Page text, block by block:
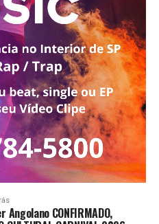
Angolano CONFIRMADO,